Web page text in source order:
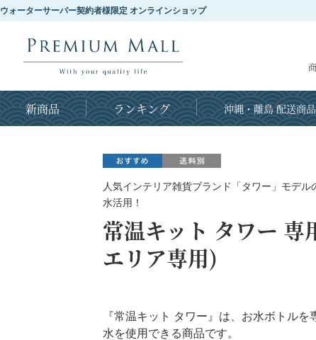
ウォーターサーバー契約者様限定 オンラインショップ
新商品 ランキング 沖縄・離島 配送商品
人気インテリア雑貨ブランド「タワー」モデ
水活用！
常温キット タワー
エリア専用)
『常温キット タワー』は、お水ボトル
水を使用できる商品です。